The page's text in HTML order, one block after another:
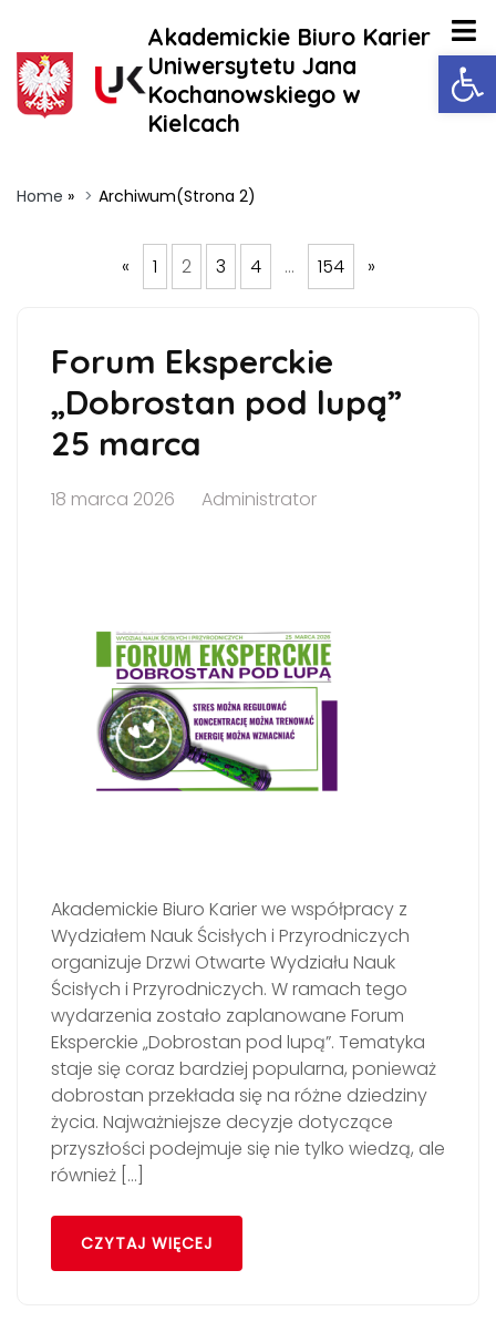
Akademickie Biuro Karier
Uniwersytetu Jana
Kochanowskiego w
Kielcach
Home » Archiwum(Strona 2)
« 1 2 3 4 … 154 »
Forum Eksperckie
„Dobrostan pod lupą”
25 marca
18 marca 2026 Administrator
Akademickie Biuro Karier we współpracy z
Wydziałem Nauk Ścisłych i Przyrodniczych
organizuje Drzwi Otwarte Wydziału Nauk
Ścisłych i Przyrodniczych. W ramach tego
wydarzenia zostało zaplanowane Forum
Eksperckie „Dobrostan pod lupą”. Tematyka
staje się coraz bardziej popularna, ponieważ
dobrostan przekłada się na różne dziedziny
życia. Najważniejsze decyzje dotyczące
przyszłości podejmuje się nie tylko wiedzą, ale
również […]
CZYTAJ WIĘCEJ